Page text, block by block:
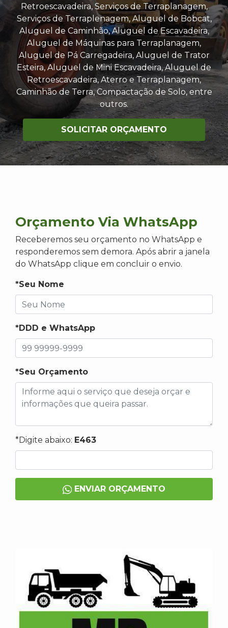
Retroescavadeira, Serviços de Terraplanagem,
Serviços de Terraplenagem, Aluguel de Bobcat,
Aluguel de Caminhão, Aluguel de Escavadeira,
Aluguel de Máquinas para Terraplanagem,
Aluguel de Pá Carregadeira, Aluguel de Trator
Esteira, Aluguel de Mini Escavadeira, Aluguel de
Retroescavadeira, Aterro e Terraplanagem,
Caminhão de Terra, Compactação de Solo, entre
outros.
SOLICITAR ORÇAMENTO
Orçamento Via WhatsApp
Receberemos seu orçamento no WhatsApp e
responderemos sem demora. Após abrir a janela
do WhatsApp clique em concluir o envio.
*Seu Nome
*DDD e WhatsApp
*Seu Orçamento
*Digite abaixo: E463
ENVIAR ORÇAMENTO